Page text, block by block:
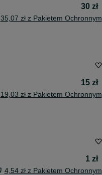
30 zł
35,07 zł z Pakietem Ochronnym
15 zł
19,03 zł z Pakietem Ochronnym
1 zł
4,54 zł z Pakietem Ochronnym